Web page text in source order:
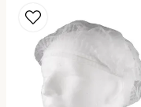
Mejladress
Ja, ni får